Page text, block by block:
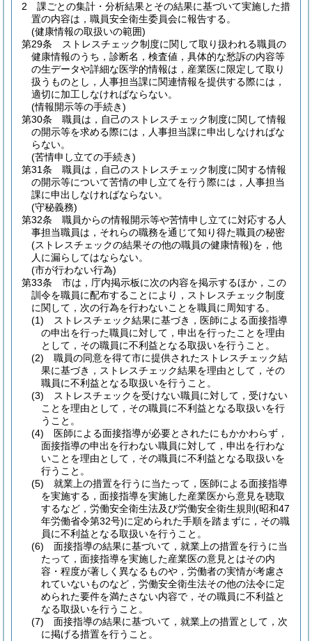
2
課ごとの集計・分析結果とその結果に基づいて実施した措
置の内容は，職員安全衛生委員会に報告する。
(健康情報の取扱いの範囲)
第29条
ストレスチェック制度に関して取り扱われる職員の
健康情報のうち，診断名，検査値，具体的な愁訴の内容等
の生データや詳細な医学的情報は，産業医に限定して取り
扱うものとし，人事担当課に関連情報を提供する際には，
適切に加工しなければならない。
(情報開示等の手続き)
第30条
職員は，自己のストレスチェック制度に関して情報
の開示等を求める際には，人事担当課に申出しなければな
らない。
(苦情申し立ての手続き)
第31条
職員は，自己のストレスチェック制度に関する情報
の開示等について苦情の申し立てを行う際には，人事担当
課に申出しなければならない。
(守秘義務)
第32条
職員からの情報開示等や苦情申し立てに対応する人
事担当職員は，それらの職務を通じて知り得た職員の秘密
(ストレスチェックの結果その他の職員の健康情報)を，他
人に漏らしてはならない。
(市が行わない行為)
第33条
市は，庁内掲示板に次の内容を掲示するほか，この
訓令を職員に配布することにより，ストレスチェック制度
に関して，次の行為を行わないことを職員に周知する。
(1)
ストレスチェック結果に基づき，医師による面接指導
の申出を行った職員に対して，申出を行ったことを理由
として，その職員に不利益となる取扱いを行うこと。
(2)
職員の同意を得て市に提供されたストレスチェック結
果に基づき，ストレスチェック結果を理由として，その
職員に不利益となる取扱いを行うこと。
(3)
ストレスチェックを受けない職員に対して，受けない
ことを理由として，その職員に不利益となる取扱いを行
うこと。
(4)
医師による面接指導が必要とされたにもかかわらず，
面接指導の申出を行わない職員に対して，申出を行わな
いことを理由として，その職員に不利益となる取扱いを
行うこと。
(5)
就業上の措置を行うに当たって，医師による面接指導
を実施する，面接指導を実施した産業医から意見を聴取
するなど，労働安全衛生法及び労働安全衛生規則 (昭和47
年労働省令第32号)に定められた手順を踏まずに，その職
員に不利益となる取扱いを行うこと。
(6)
面接指導の結果に基づいて，就業上の措置を行うに当
たって，面接指導を実施した産業医の意見とはその内
容・程度が著しく異なるものや，労働者の実情が考慮さ
れていないものなど，労働安全衛生法その他の法令に定
められた要件を満たさない内容で，その職員に不利益と
なる取扱いを行うこと。
(7)
面接指導の結果に基づいて，就業上の措置として，次
に掲げる措置を行うこと。